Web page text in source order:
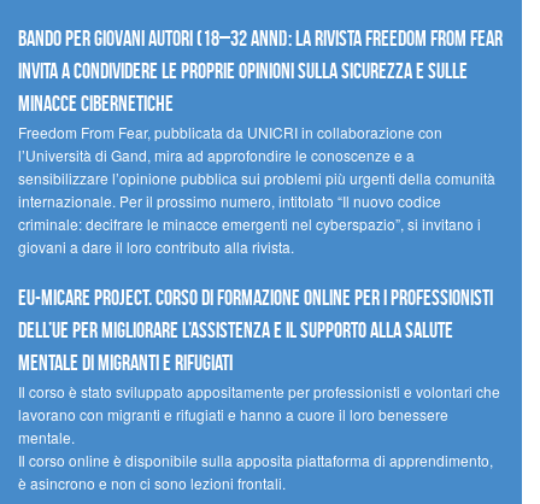
Bando per giovani autori (18–32 anni): la Rivista Freedom From Fear
invita a condividere le proprie opinioni sulla sicurezza e sulle
minacce cibernetiche
Freedom From Fear, pubblicata da UNICRI in collaborazione con
l’Università di Gand, mira ad approfondire le conoscenze e a
sensibilizzare l’opinione pubblica sui problemi più urgenti della comunità
internazionale. Per il prossimo numero, intitolato “Il nuovo codice
criminale: decifrare le minacce emergenti nel cyberspazio”, si invitano i
giovani a dare il loro contributo alla rivista.
EU-MiCare Project. Corso di formazione online per i professionisti
dell’UE per migliorare l’assistenza e il supporto alla salute
mentale di migranti e rifugiati
Il corso è stato sviluppato appositamente per professionisti e volontari che
lavorano con migranti e rifugiati e hanno a cuore il loro benessere
mentale.
Il corso online è disponibile sulla apposita piattaforma di apprendimento,
è asincrono e non ci sono lezioni frontali.